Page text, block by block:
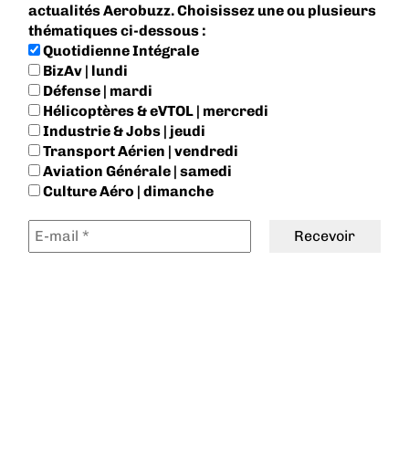
actualités Aerobuzz. Choisissez une ou plusieurs
thématiques ci-dessous :
Quotidienne Intégrale
BizAv | lundi
Défense | mardi
Hélicoptères & eVTOL | mercredi
Industrie & Jobs | jeudi
Transport Aérien | vendredi
Aviation Générale | samedi
Culture Aéro | dimanche